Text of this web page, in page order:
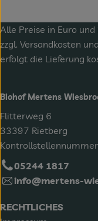
Alle Preise in Euro
zzgl. Versandkosten
erfolgt die Lieferung
Biohof Mertens
Flitterweg 6
33397 Rietberg
05244 1817
info@mertens-
RECHTLICHES